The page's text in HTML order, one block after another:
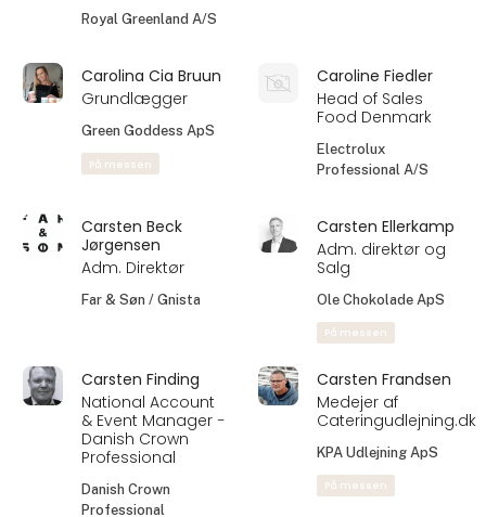
Royal Greenland A/S
Carolina Cia Bruun
Grundlægger
Green Goddess ApS
På messen
Caroline Fiedler
Head of Sales
Food Denmark
Electrolux
Professional A/S
Carsten Beck
Jørgensen
Adm. Direktør
Far & Søn / Gnista
Carsten Ellerkamp
Adm. direktør og
Salg
Ole Chokolade ApS
På messen
Carsten Finding
National Account
& Event Manager −
Danish Crown
Professional
Danish Crown
Professional
Carsten Frandsen
Medejer af
Cateringudlejning.dk
KPA Udlejning ApS
På messen